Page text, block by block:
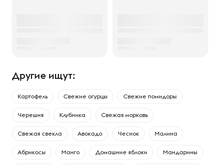
Другие ищут:
Картофель Свежие огурцы Свежие помидоры
Черешня Клубника Свежая морковь
Свежая свекла Авокадо Чеснок Малина
Абрикосы Манго Домашние яблоки Мандарины